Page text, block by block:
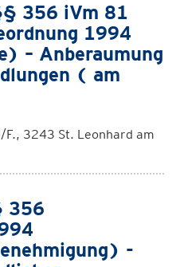
356 iVm 81
1994
– Anberaumung
( am
3243 St. Leonhard am
356
-